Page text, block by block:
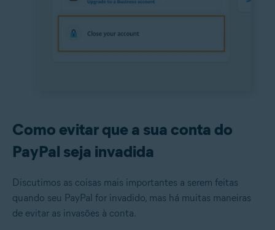
Como evitar que a sua conta do
PayPal seja invadida
Discutimos as coisas mais importantes a serem feitas
quando seu PayPal for invadido, mas há muitas maneiras
de evitar as invasões à conta.